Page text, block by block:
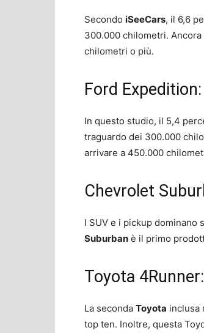
Secondo iSeeCars, il 6,6
300.000 chilometri.
chilometri o più.
Ford
In questo studio, il 5,4
traguardo dei 300.000
arrivare a 450.000
Chevrolet
I SUV e i pickup dominano
Suburban è il primo
Toyota
La seconda Toyota inclusa
top ten. Inoltre, questa